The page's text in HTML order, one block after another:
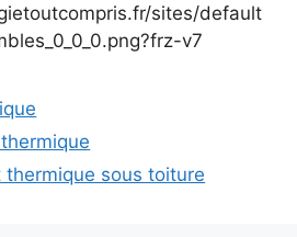
sites/default
v7
thermique sous toiture